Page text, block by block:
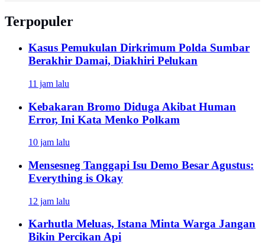
Terpopuler
Kasus Pemukulan Dirkrimum Polda Sumbar
Berakhir Damai, Diakhiri Pelukan
11 jam lalu
Kebakaran Bromo Diduga Akibat Human
Error, Ini Kata Menko Polkam
10 jam lalu
Mensesneg Tanggapi Isu Demo Besar Agustus:
Everything is Okay
12 jam lalu
Karhutla Meluas, Istana Minta Warga Jangan
Bikin Percikan Api